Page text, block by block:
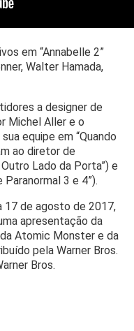
em “Annabelle 2”
Walter Hamada,
a designer de
Michel Aller e o
equipe em “Quando
ao diretor de
Lado da Porta”) e
3 e 4”).
17 de agosto de 2017,
apresentação da
Atomic Monster e da
pela Warner Bros.
Bros.